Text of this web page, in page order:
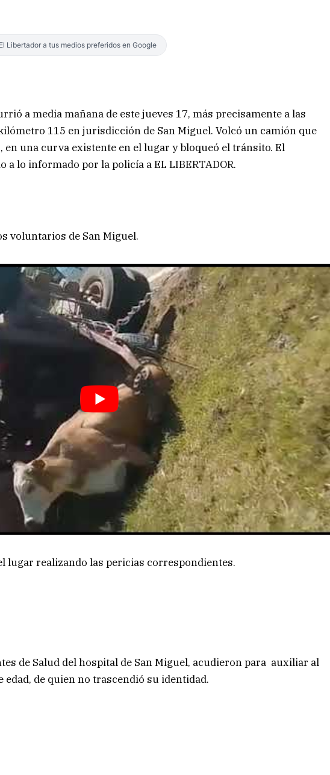
Libertador a tus medios preferidos en Google
a media mañana de este jueves 17, más precisamente a las
115 en jurisdicción de San Miguel. Volcó un camión que
una curva existente en el lugar y bloqueó el tránsito. El
a lo informado por la policía a EL LIBERTADOR.
voluntarios de San Miguel.
lugar realizando las pericias correspondientes.
de Salud del hospital de San Miguel, acudieron para auxiliar al
de quien no trascendió su identidad.